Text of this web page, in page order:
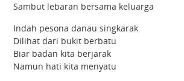
Sambut lebaran bersama keluarga
Indah pesona danau singkarak
Dilihat dari bukit berbatu
Biar badan kita berjarak
Namun hati kita menyatu